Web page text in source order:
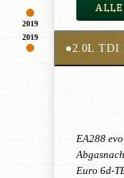
2019
2019
●2.0L TDI
EA288
Euro 6d-